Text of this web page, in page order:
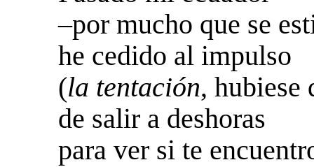
–por mucho que se
he cedido al impulso
(la tentación, hubiese
de salir a deshoras
para ver si te